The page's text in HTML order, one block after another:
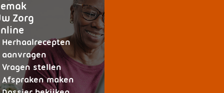
Zorg
Herhaalrecepten
aanvragen
Vragen stellen
Afspraken maken